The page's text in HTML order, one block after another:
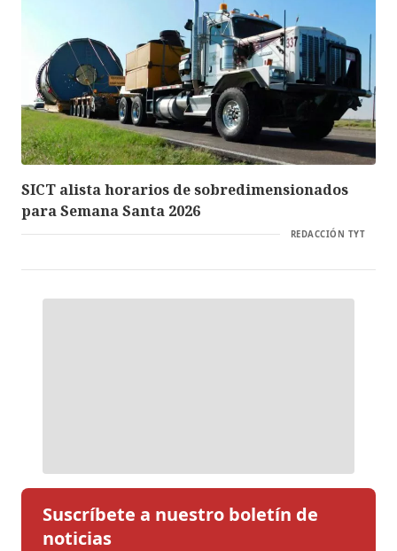
SICT alista horarios de sobredimensionados
para Semana Santa 2026
REDACCIÓN TYT
Suscríbete a nuestro boletín de
noticias